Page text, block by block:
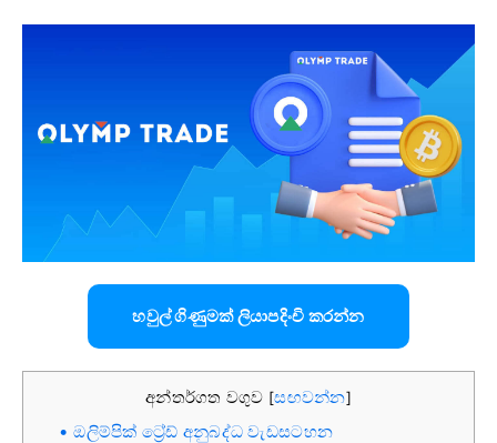
හවුල් ගිණුමක් ලියාපදිංචි කරන්න
අන්තර්ගත වගුව [සඟවන්න]
ඔලිම්පික් ට්‍රේඩ් අනුබද්ධ වැඩසටහන